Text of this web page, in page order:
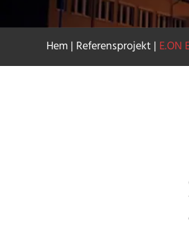
Hem Referensprojekt E.ON